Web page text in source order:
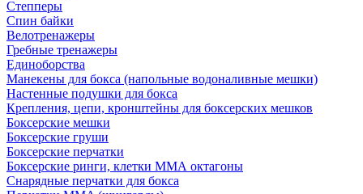
Степперы
Спин байки
Велотренажеры
Гребные тренажеры
Единоборства
Манекены для бокса (напольные водоналивные мешки)
Настенные подушки для бокса
Крепления, цепи, кронштейны для боксерских мешков
Боксерские мешки
Боксерские груши
Боксерские перчатки
Боксерские ринги, клетки ММА октагоны
Снарядные перчатки для бокса